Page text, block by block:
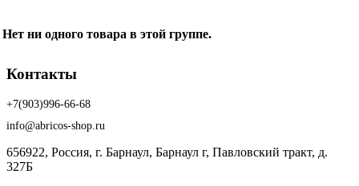
Нет ни одного товара в этой группе.
Контакты
+7(903)996-66-68
info@abricos-shop.ru
656922, Россия, г. Барнаул, Барнаул г, Павловский тракт, д.
327Б